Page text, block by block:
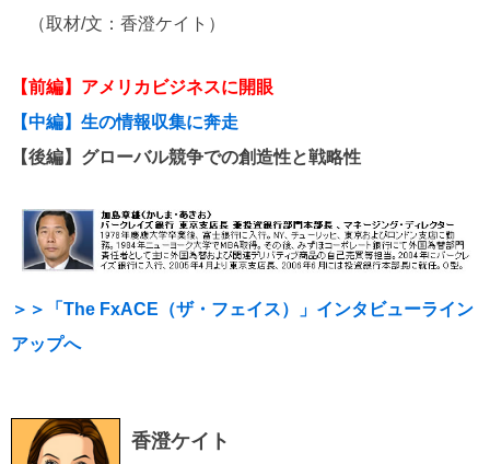
（取材/文：香澄ケイト）
【前編】アメリカビジネスに開眼
【中編】生の情報収集に奔走
【後編】グローバル競争での創造性と戦略性
＞＞「The FxACE（ザ・フェイス）」インタビューライン
アップへ
香澄ケイト